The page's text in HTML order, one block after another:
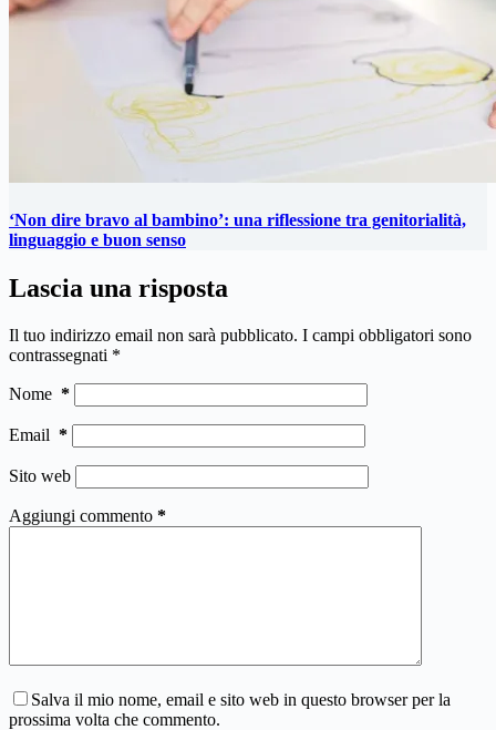
‘Non dire bravo al bambino’: una riflessione tra genitorialità,
linguaggio e buon senso
Lascia una risposta
Il tuo indirizzo email non sarà pubblicato. I campi obbligatori sono
contrassegnati *
Nome *
Email *
Sito web
Aggiungi commento *
Salva il mio nome, email e sito web in questo browser per la
prossima volta che commento.